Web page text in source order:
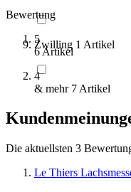
Zwilling 1 Artikel
Bewertung
5
6Artikel
4
& mehr 7 Artikel
Die aktuellsten 3
Le Thiers